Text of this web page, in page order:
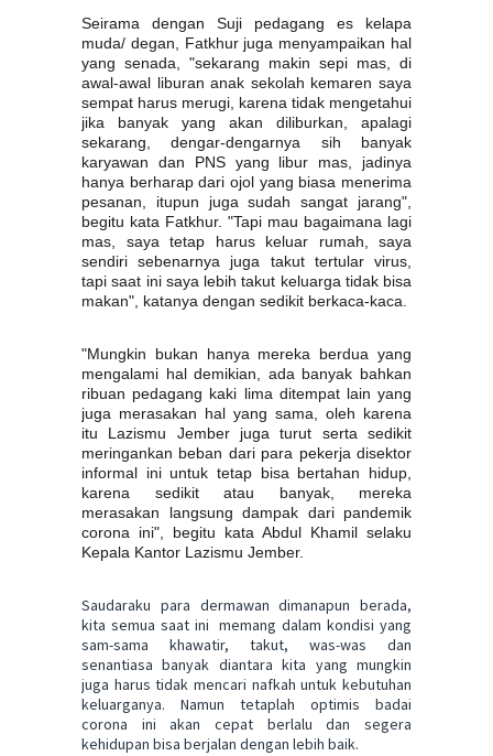
Seirama dengan Suji pedagang es kelapa
muda/ degan, Fatkhur juga menyampaikan hal
yang senada, "sekarang makin sepi mas, di
awal-awal liburan anak sekolah kemaren saya
sempat harus merugi, karena tidak mengetahui
jika banyak yang akan diliburkan, apalagi
sekarang, dengar-dengarnya sih banyak
karyawan dan PNS yang libur mas, jadinya
hanya berharap dari ojol yang biasa menerima
pesanan, itupun juga sudah sangat jarang",
begitu kata Fatkhur. "Tapi mau bagaimana lagi
mas, saya tetap harus keluar rumah, saya
sendiri sebenarnya juga takut tertular virus,
tapi saat ini saya lebih takut keluarga tidak bisa
makan", katanya dengan sedikit berkaca-kaca.
"Mungkin bukan hanya mereka berdua yang
mengalami hal demikian, ada banyak bahkan
ribuan pedagang kaki lima ditempat lain yang
juga merasakan hal yang sama, oleh karena
itu Lazismu Jember juga turut serta sedikit
meringankan beban dari para pekerja disektor
informal ini untuk tetap bisa bertahan hidup,
karena sedikit atau banyak, mereka
merasakan langsung dampak dari pandemik
corona ini", begitu kata Abdul Khamil selaku
Kepala Kantor Lazismu Jember.
Saudaraku para dermawan dimanapun berada,
kita semua saat ini memang dalam kondisi yang
sam-sama khawatir, takut, was-was dan
senantiasa banyak diantara kita yang mungkin
juga harus tidak mencari nafkah untuk kebutuhan
keluarganya. Namun tetaplah optimis badai
corona ini akan cepat berlalu dan segera
kehidupan bisa berjalan dengan lebih baik.